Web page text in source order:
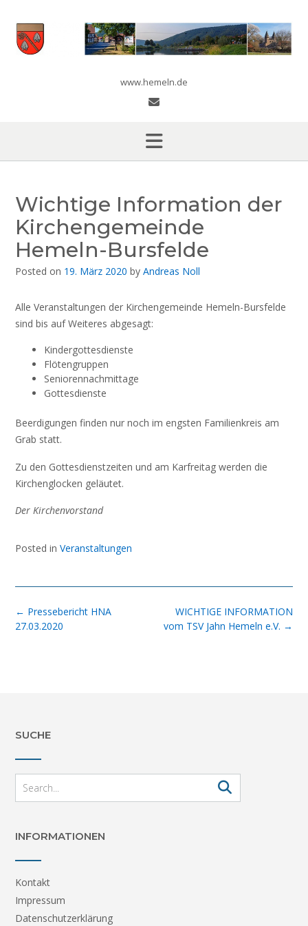
content
www.hemeln.de
Wichtige Information der
Kirchengemeinde
Hemeln-Bursfelde
Posted on 19. März 2020 by Andreas Noll
Alle Veranstaltungen der Kirchengemeinde Hemeln-Bursfelde
sind bis auf Weiteres abgesagt:
Kindergottesdienste
Flötengruppen
Seniorennachmittage
Gottesdienste
Beerdigungen finden nur noch im engsten Familienkreis am
Grab statt.
Zu den Gottesdienstzeiten und am Karfreitag werden die
Kirchenglocken geläutet.
Der Kirchenvorstand
Posted in Veranstaltungen
Post
navigation
WICHTIGE INFORMATION
vom TSV Jahn Hemeln e.V. →
← Pressebericht HNA
27.03.2020
SUCHE
INFORMATIONEN
Kontakt
Impressum
Datenschutzerklärung